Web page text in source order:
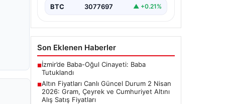
yakından…
BTC 3077697 ▲ +0.21%
Son Eklenen Haberler
■İzmir’de Baba-Oğul Cinayeti: Baba
Tutuklandı
■Altın Fiyatları Canlı Güncel Durum 2 Nisan
2026: Gram, Çeyrek ve Cumhuriyet Altını
Alış Satış Fiyatları